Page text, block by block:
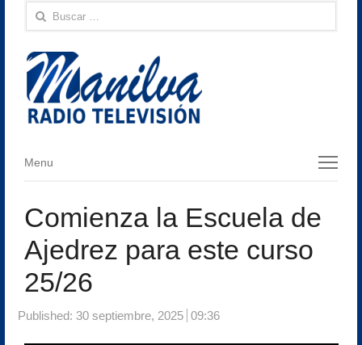
Buscar:
Menu
Menu
Comienza la Escuela de
Ajedrez para este curso
25/26
Published: 30 septiembre, 2025 09:36